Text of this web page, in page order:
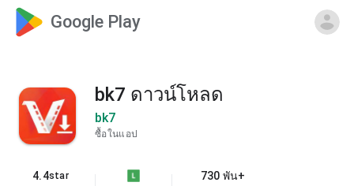
Google Play
bk7 ดาวน์โหลด
bk7
ซื้อในแอป
4.4star
730 พัน+